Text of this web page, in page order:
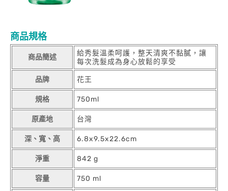
商品規格
商品簡述
給秀髮溫柔呵護，整天清爽不黏膩，讓
每次洗髮成為身心放鬆的享受
品牌 花王
規格 750ml
原產地 台灣
深、寬、高 6.8x9.5x22.6cm
淨重 842 g
容量 750 ml